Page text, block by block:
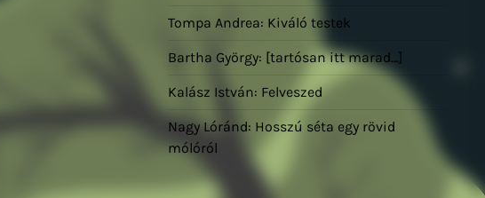
Tompa Andrea: Kiváló testek
Bartha György: [tartósan itt marad…]
Kalász István: Felveszed
Nagy Lóránd: Hosszú séta egy rövid
mólóról